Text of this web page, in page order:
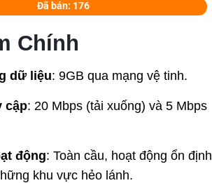
Đã bán: 176
Chính
dữ liệu: 9GB qua mạng vệ tinh.
cập: 20 Mbps (tải xuống) và 5 Mbps
động: Toàn cầu, hoạt động ổn định
khu vực hẻo lánh.